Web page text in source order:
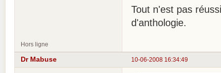
Tout n'est pas
d'anthologie.
Hors ligne
10-06-2008 16:34:49
Dr Mabuse